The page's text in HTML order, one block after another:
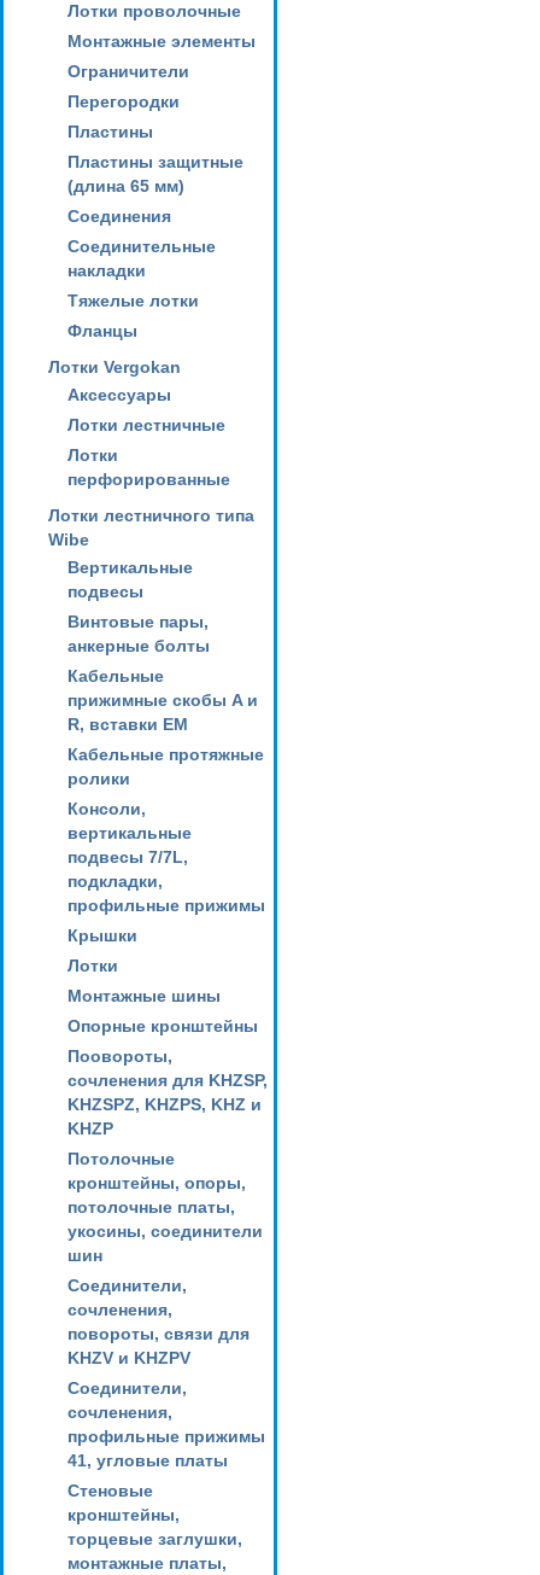
Лотки проволочные
Монтажные элементы
Ограничители
Перегородки
Пластины
Пластины защитные
(длина 65 мм)
Соединения
Соединительные
накладки
Тяжелые лотки
Фланцы
Лотки Vergokan
Аксессуары
Лотки лестничные
Лотки
перфорированные
Лотки лестничного типа
Wibe
Вертикальные
подвесы
Винтовые пары,
анкерные болты
Кабельные
прижимные скобы A и
R, вставки EM
Кабельные протяжные
ролики
Консоли,
вертикальные
подвесы 7/7L,
подкладки,
профильные прижимы
Крышки
Лотки
Монтажные шины
Опорные кронштейны
Поовороты,
сочленения для KHZSP,
KHZSPZ, KHZPS, KHZ и
KHZP
Потолочные
кронштейны, опоры,
потолочные платы,
укосины, соединители
шин
Соединители,
сочленения,
повороты, связи для
KHZV и KHZPV
Соединители,
сочленения,
профильные прижимы
41, угловые платы
Стеновые
кронштейны,
торцевые заглушки,
монтажные платы,